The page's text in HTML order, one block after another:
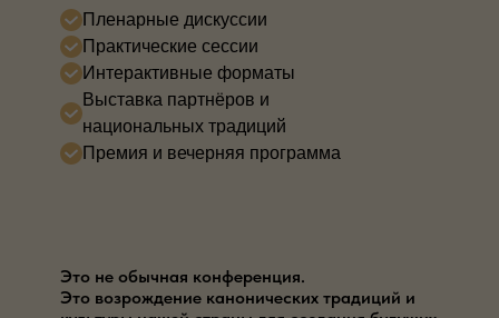
Это не обычная конференция.
Это возрождение канонических традиций и
Пленарные дискуссии
Практические сессии
Интерактивные форматы
Выставка партнёров и
национальных традиций
Премия и вечерняя программа